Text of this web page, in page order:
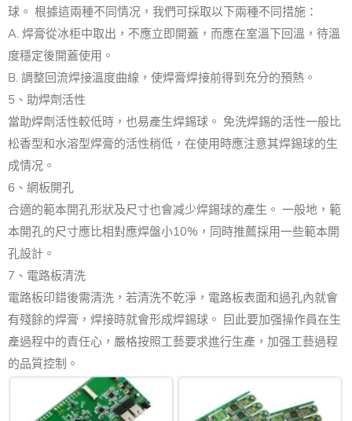
球。 根據這兩種不同情况，我們可採取以下兩種不同措施：
A. 焊膏從冰柜中取出，不應立即開蓋，而應在室溫下回溫，待溫
度穩定後開蓋使用。
B. 調整回流焊接溫度曲線，使焊膏焊接前得到充分的預熱。
5、助焊劑活性
當助焊劑活性較低時，也易產生焊錫球。 免洗焊錫的活性一般比
松香型和水溶型焊膏的活性稍低，在使用時應注意其焊錫球的生
成情况。
6、網板開孔
合適的範本開孔形狀及尺寸也會减少焊錫球的產生。 一般地，範
本開孔的尺寸應比相對應焊盤小10%，同時推薦採用一些範本開
孔設計。
7、電路板清洗
電路板印錯後需清洗，若清洗不乾淨，電路板表面和過孔內就會
有殘餘的焊膏，焊接時就會形成焊錫球。 囙此要加强操作員在生
產過程中的責任心，嚴格按照工藝要求進行生產，加强工藝過程
的品質控制。